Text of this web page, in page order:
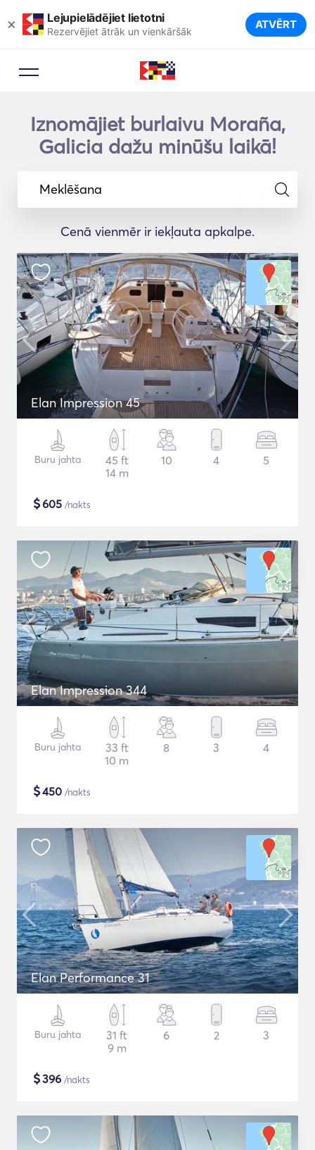
× Lejupielādējiet lietotni
Rezervējiet ātrāk un vienkāršāk ATVĒRT
Iznomājiet burlaivu Moraña,
Galicia dažu minūšu laikā!
Meklēšana
Cenā vienmēr ir iekļauta apkalpe.
Elan Impression 45
Buru jahta
45 ft
14 m
10 4 5
$605 /nakts
Elan Impression 344
Buru jahta
33 ft
10 m
8 3 4
$450 /nakts
Elan Performance 31
Buru jahta
31 ft
9 m
6 2 3
$396 /nakts